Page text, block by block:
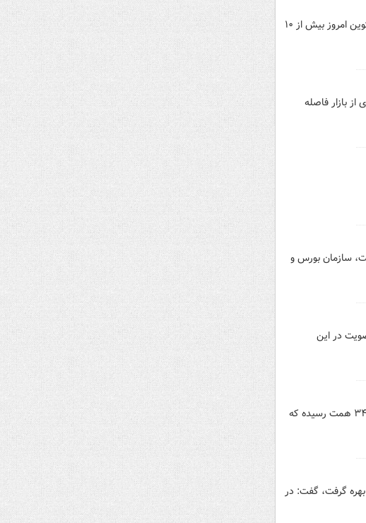
به دنبال آشفتگی بازارهای جهانی پس از اعلام جنگ تعرفه‌های ترامپ علیه ۱۳۵ کشور جهان، قیمت بیت‌کوین امروز بیش از ۱۰
بازار فاصله
سازمان بورس و
در این
بر اساس اعلام مرکز توسعه تجارت الکترونیکی در ۹ ماهه امسال ارزش معاملات تجارت الکترونیکی به ۳۴۶۷ همت رسیده که
گرفت، گفت: در